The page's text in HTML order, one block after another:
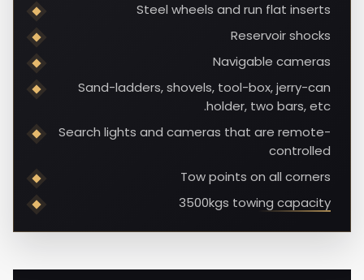
Steel wheels and run flat inserts
Reservoir shocks
Navigable cameras
Sand-ladders, shovels, tool-box, jerry-can
holder, two bars, etc.
Search lights and cameras that are remote-
controlled
Tow points on all corners
3500kgs towing capacity